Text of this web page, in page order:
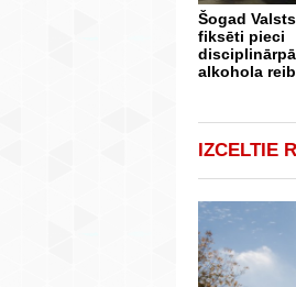
Šogad
fiksēti pieci
alkohola
IZCELTIE